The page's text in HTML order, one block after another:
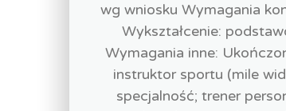
wg wniosku Wymagania
Wykształcenie:
Wymagania inne:
instruktor sportu (mile
specjalność; trener